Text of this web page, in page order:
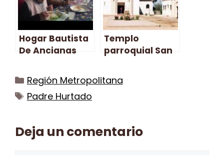
Hogar Bautista
De Ancianas
Hurtado
Templo
parroquial San
Hurtado
Categorías
Región Metropolitana
Etiquetas
Padre Hurtado
Deja un comentario